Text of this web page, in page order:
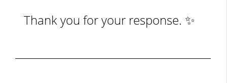
Thank you for your response. ✨